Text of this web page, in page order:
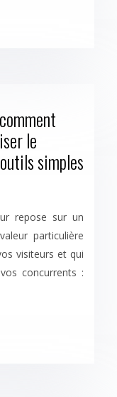
le
simples
repose sur un
particulière
visiteurs et qui
concurrents :